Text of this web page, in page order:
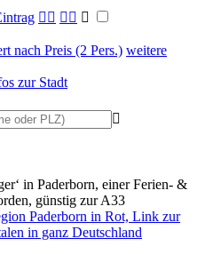
  
nach Preis (2 Pers.) weitere
zur Stadt

in Paderborn, einer Ferien- &
günstig zur A33